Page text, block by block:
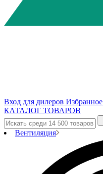
Вход для дилеров Избранное
КАТАЛОГ ТОВАРОВ
Вентиляция